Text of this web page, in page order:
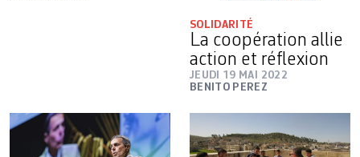
SOLIDARITÉ
La coopération allie
action et réflexion
JEUDI 19 MAI 2022
BENITO PEREZ